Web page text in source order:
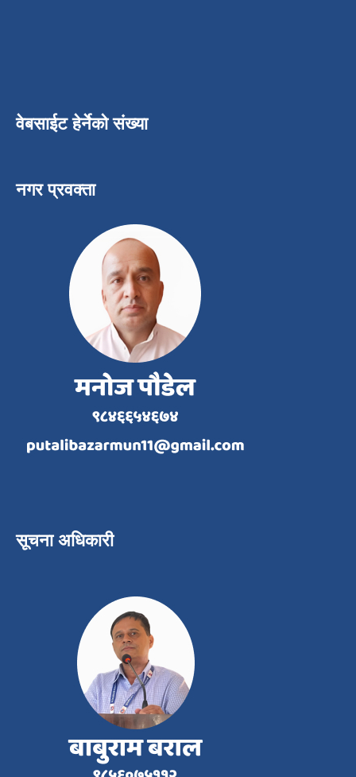
वेबसाईट हेर्नेको संख्या
नगर प्रवक्ता
सूचना अधिकारी